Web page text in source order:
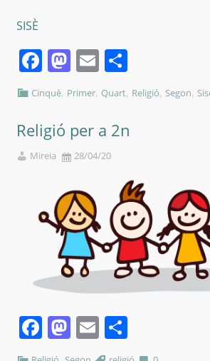
SISÈ
Facebook
Mastodon
Email
Cinquè, Primer, Quart, Religió,Segon,
Religió per a 2n
Mireia 28/04/20
Facebook
Mastodon
Email